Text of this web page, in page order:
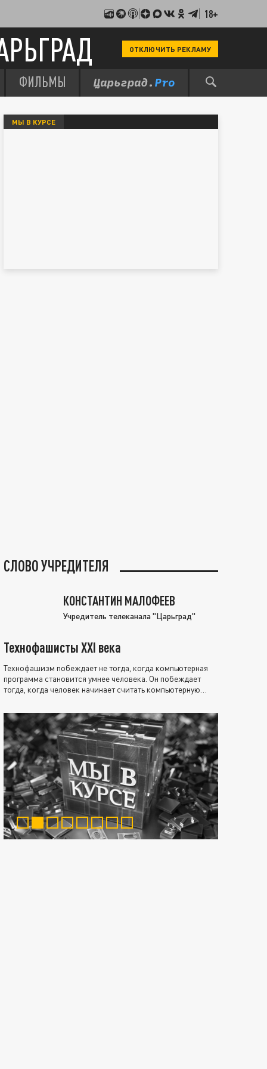
18+
ОТКЛЮЧИТЬ РЕКЛАМУ
ФИЛЬМЫ
МЫ В КУРСЕ
СЛОВО УЧРЕДИТЕЛЯ
КОНСТАНТИН МАЛОФЕЕВ
Учредитель телеканала "Царьград"
Технофашисты XXI века
Технофашизм побеждает не тогда, когда компьютерная
программа становится умнее человека. Он побеждает
тогда, когда человек начинает считать компьютерную